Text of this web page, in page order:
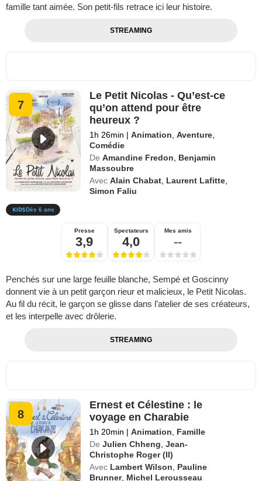
famille tant aimée. Son petit-fils retrace ici leur histoire.
STREAMING
7
Le Petit Nicolas - Qu’est-ce
qu’on attend pour être
heureux ?
1h 26min | Animation ,Aventure
Comédie
De Amandine Fredon
Benjamin
Massoubre
Avec Alain Chabat Laurent Lafitte
Simon Faliu
Dès 6 ans
Presse
3,9
Spectateurs
4,0
Mes amis
--
Penchés sur une large feuille blanche, Sempé et Goscinny
donnent vie à un petit garçon rieur et malicieux, le Petit Nicolas.
Au fil du récit, le garçon se glisse dans l’atelier de ses créateurs,
et les interpelle avec drôlerie.
STREAMING
8
Ernest et Célestine : le
voyage en Charabie
1h 20min | Animation
Famille
De Julien Chheng ,Jean-
Christophe Roger (II)
Avec Lambert Wilson
Pauline
Brunner, Michel Lerousseau